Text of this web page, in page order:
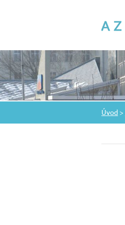
Úvod >